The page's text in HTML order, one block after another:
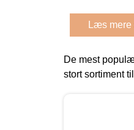
Læs mere
De mest
stort sortiment